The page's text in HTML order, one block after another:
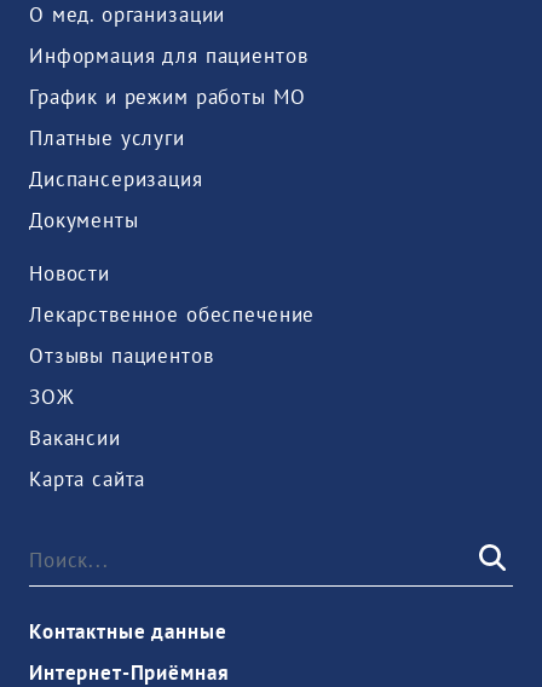
О мед. организации
Информация для пациентов
График и режим работы МО
Платные услуги
Диспансеризация
Документы
Новости
Лекарственное обеспечение
Отзывы пациентов
ЗОЖ
Вакансии
Карта сайта
Контактные данные
Интернет-Приёмная